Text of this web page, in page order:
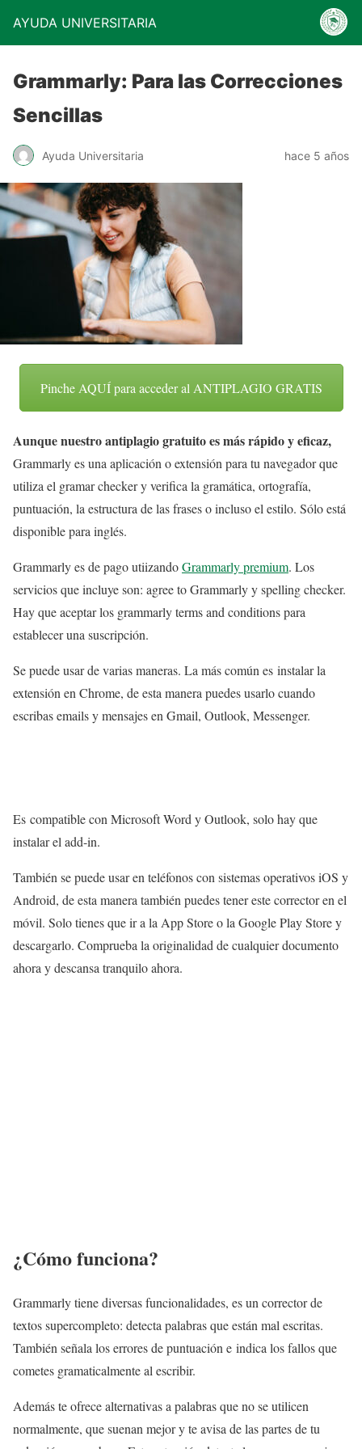
AYUDA UNIVERSITARIA
Grammarly: Para las Correcciones
Sencillas
Ayuda Universitaria hace 5 años
Pinche AQUÍ para acceder al ANTIPLAGIO GRATIS
Aunque nuestro antiplagio gratuito es más rápido y eficaz,
Grammarly es una aplicación o extensión para tu navegador que
utiliza el gramar checker y verifica la gramática, ortografía,
puntuación, la estructura de las frases o incluso el estilo. Sólo está
disponible para inglés.
Grammarly es de pago utiizandoGrammarly premium. Los
servicios que incluye son: agree to Grammarly y spelling checker.
Hay que aceptar los grammarly terms and conditions para
establecer una suscripción.
Se puede usar de varias maneras. La más común es instalar la
extensión en Chrome, de esta manera puedes usarlo cuando
escribas emails y mensajes en Gmail, Outlook, Messenger.
Es compatible con Microsoft Word y Outlook, solo hay que
instalar el add-in.
También se puede usar en teléfonos con sistemas operativos iOS y
Android, de esta manera también puedes tener este corrector en el
móvil. Solo tienes que ir a la App Store o la Google Play Store y
descargarlo. Comprueba la originalidad de cualquier documento
ahora y descansa tranquilo ahora.
¿Cómo funciona?
Grammarly tiene diversas funcionalidades, es un corrector de
textos supercompleto: detecta palabras que están mal escritas.
También señala los errores de puntuación e indica los fallos que
cometes gramaticalmente al escribir.
Además te ofrece alternativas a palabras que no se utilicen
normalmente, que suenan mejor y te avisa de las partes de tu